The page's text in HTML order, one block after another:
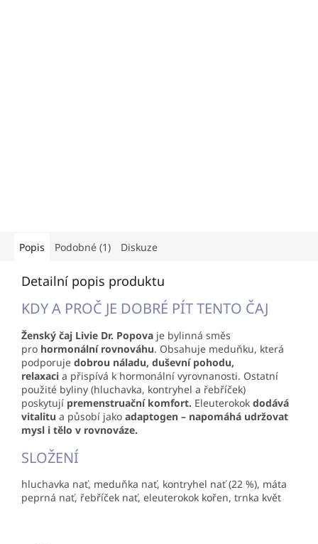
Popis Podobné (1) Diskuze
Detailní popis produktu
KDY A PROČ JE DOBRÉ PÍT TENTO ČAJ
Ženský čaj Livie Dr. Popova je bylinná směs
pro hormonální rovnováhu. Obsahuje meduňku, která
podporuje dobrou náladu, duševní pohodu,
relaxaci a přispívá k hormonální vyrovnanosti. Ostatní
použité byliny (hluchavka, kontryhel a řebříček)
poskytují premenstruační komfort. Eleuterokok dodává
vitalitu a působí jako adaptogen – napomáhá udržovat
mysl i tělo v rovnováze.
SLOŽENÍ
hluchavka nať, meduňka nať, kontryhel nať (22 %), máta
peprná nať, řebříček nať, eleuterokok kořen, trnka květ